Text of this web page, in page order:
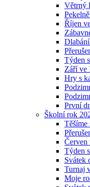
Větrný
Říjen
Týden
Září ve
Hry s
První
Školní rok
Těšíme
Červen
Týden
Svátek
Turnaj
Moje